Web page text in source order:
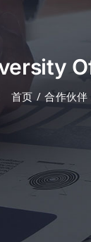
首页 合作伙伴